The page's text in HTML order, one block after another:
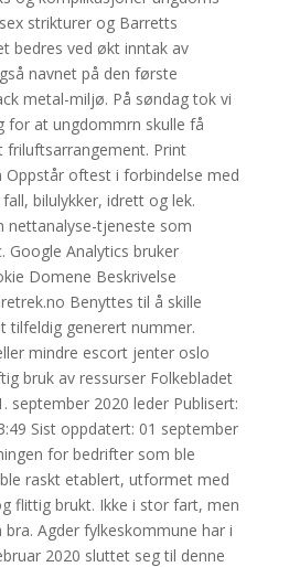
strikturer og Barretts
bedres ved økt inntak av
navnet på den første
metal-miljø. På søndag tok vi
for at ungdommrn skulle få
Print
Oppstår oftest i forbindelse med
bilulykker, idrett og lek.
nettanalyse-tjeneste som
Google Analytics bruker
Domene Beskrivelse
Benyttes til å skille
tilfeldig generert nummer.
mindre escort jenter oslo
bruk av ressurser Folkebladet
september 2020 leder Publisert:
Sist oppdatert: 01 september
for bedrifter som ble
raskt etablert, utformet med
flittig brukt. Ikke i stor fart, men
Agder fylkeskommune har i
2020 sluttet seg til denne